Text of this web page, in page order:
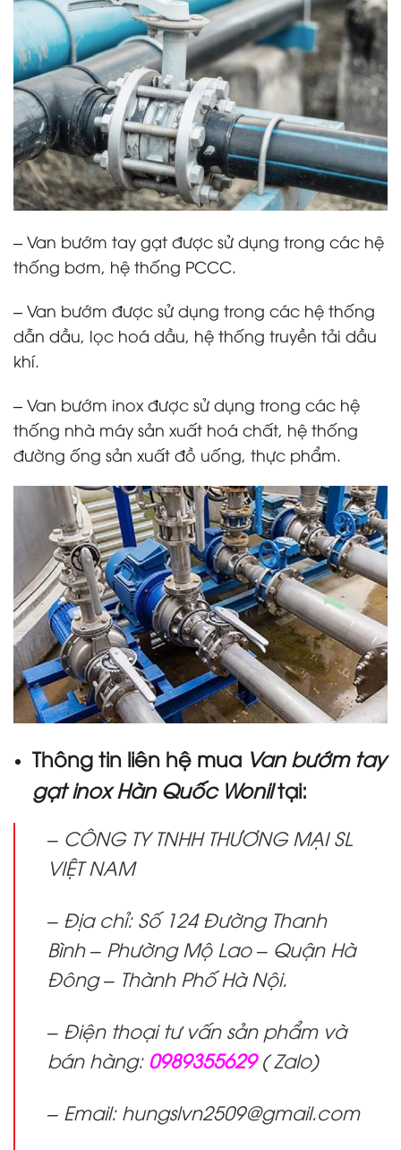
– Van bướm tay gạt được sử dụng trong các hệ
thống bơm, hệ thống PCCC.
– Van bướm được sử dụng trong các hệ thống
dẫn dầu, lọc hoá dầu, hệ thống truyền tải dầu
khí.
– Van bướm inox được sử dụng trong các hệ
thống nhà máy sản xuất hoá chất, hệ thống
đường ống sản xuất đồ uống, thực phẩm.
Thông tin liên hệ mua Van bướm tay
gạt inox Hàn Quốc Woniltại:
– CÔNG TY TNHH THƯƠNG MẠI SL
VIỆT NAM
– Địa chỉ: Số 124 Đường Thanh
Bình – Phường Mộ Lao – Quận Hà
Đông – Thành Phố Hà Nội.
– Điện thoại tư vấn sản phẩm và
bán hàng: 0989355629( Zalo)
– Email: hungslvn2509@gmail.com